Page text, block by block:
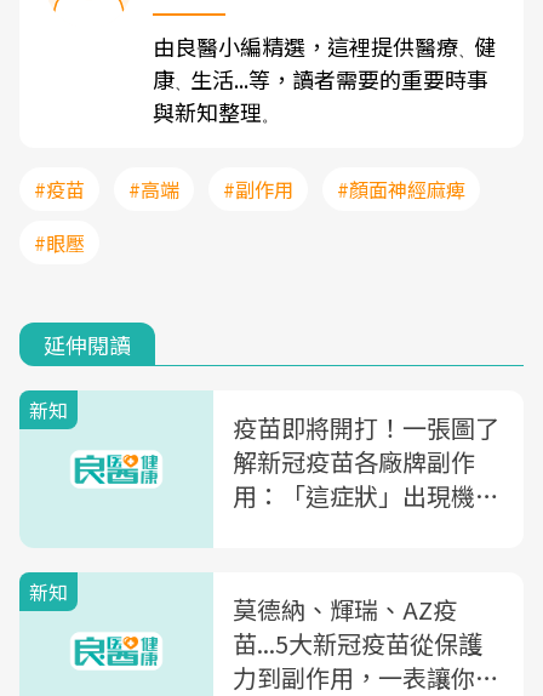
由良醫小編精選，這裡提供醫療、 健
康、 生活...等，讀者需要的重要時事
與新知整理。
#疫苗 #高端 #副作用
#顏面神經麻痺
#眼壓
延伸閱讀
新知
疫苗即將開打！一張圖了
解新冠疫苗各廠牌副作
用：「這症狀」出現機率
新知
莫德納、輝瑞、AZ疫
苗...5大新冠疫苗從保護
力到副作用，一表讓你看